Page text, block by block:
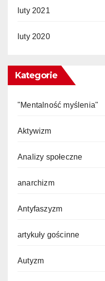
luty 2021
luty 2020
Kategorie
"Mentalność myślenia"
Aktywizm
Analizy społeczne
anarchizm
Antyfaszyzm
artykuły gościnne
Autyzm